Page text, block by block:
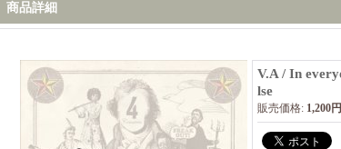
商品詳細
V.A / In
lse
販売価格: 1,200円